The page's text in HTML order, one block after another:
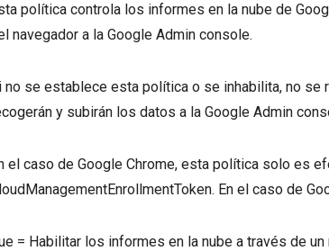
política controla los informes en la nube de
navegador a la Google Admin console.
no se establece esta política o se inhabilita, no se
y subirán los datos a la Google Admin
el caso de Google Chrome, esta política solo es
En el caso de
= Habilitar los informes en la nube a través de